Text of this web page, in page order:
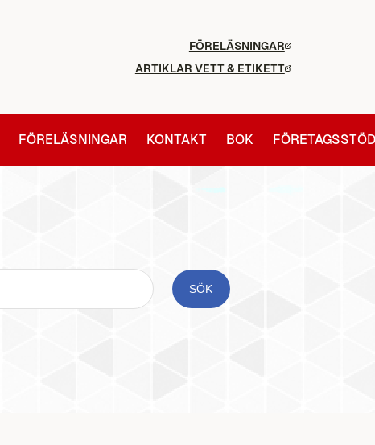
FÖRELÄSNINGAR
ARTIKLAR VETT & ETIKETT
FÖRELÄSNINGAR KONTAKT BOK FÖRETAGSSTÖD